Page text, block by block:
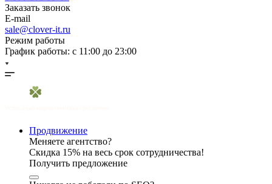
Заказать звонок
E-mail
sale@clover-it.ru
Режим работы
График работы: с 11:00 до 23:00
Продвижение
Меняете агентство?
Скидка 15% на весь срок сотрудничества!
Получить предложение